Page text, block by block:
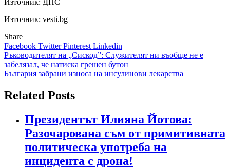
Източник: vesti.bg
Share
Facebook TwitterPinterest Linkedin
Навигация
Ръководителят на „Сискод”: Служителят ни въобще не е
забелязал, че натиска грешен бутон
България забрани износа на инсулинови лекарства
Related Posts
Президентът Илияна Йотова:
Разочарована съм от примитивната
политическа употреба на
инцидента с дрона!